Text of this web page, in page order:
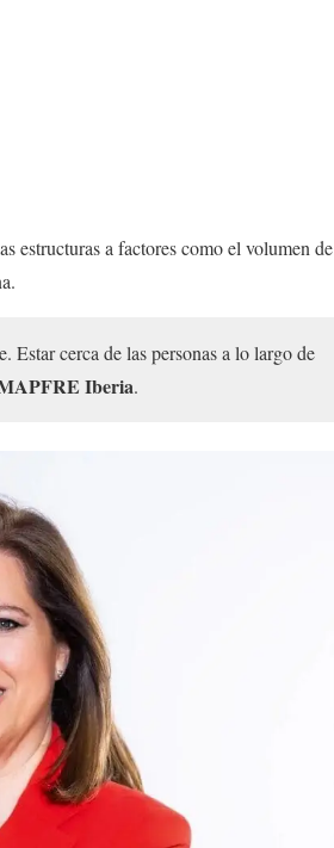
estructuras a factores como el volumen de
Estar cerca de las personas a lo largo de
Iberia.